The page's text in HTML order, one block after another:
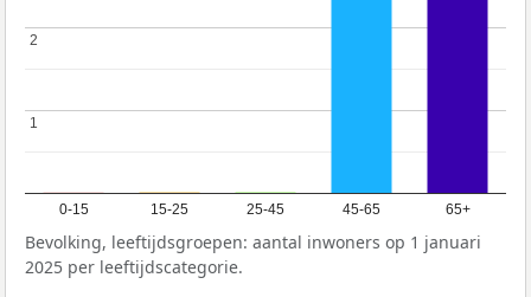
0-15 15-25 25-45 45-65 65+
11
2
2
Bevolking, leeftijdsgroepen: aantal inwoners op 1 januari
2025 per leeftijdscategorie.